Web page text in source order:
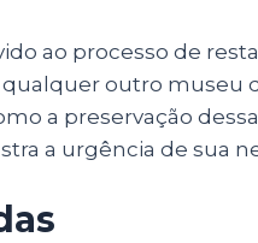
ao processo de
outro museu
a preservação
a urgência de sua